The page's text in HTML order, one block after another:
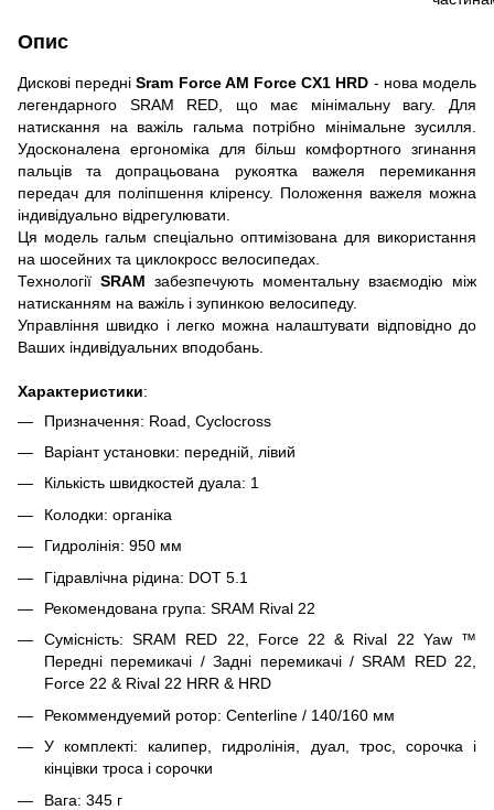
Опис
Дискові передніSram Force AM Force CX1 HRD - нова модель
легендарного SRAM RED, що має мінімальну вагу. Для
натискання на важіль гальма потрібно мінімальне зусилля.
Удосконалена ергономіка для більш комфортного згинання
пальців та допрацьована рукоятка важеля перемикання
передач для поліпшення кліренсу. Положення важеля можна
індивідуально відрегулювати.
Ця модель гальм спеціально оптимізована для використання
на шосейних та циклокросс велосипедах.
Технології SRAM забезпечують моментальну взаємодію між
натисканням на важіль і зупинкою велосипеду.
Управління швидко і легко можна налаштувати відповідно до
Ваших індивідуальних вподобань.
Характеристики:
Призначення: Road, Cyclocross
Варіант установки: передній, лівий
Кількість швидкостей дуала: 1
Колодки: органіка
Гидролінія: 950 мм
Гідравлічна рідина: DOT 5.1
Рекомендована група: SRAM Rival 22
Сумісність: SRAM RED 22, Force 22 & Rival 22 Yaw ™
Передні перемикачі / Задні перемикачі / SRAM RED 22,
Force 22 & Rival 22 HRR & HRD
Рекоммендуемий ротор: Centerline / 140/160 мм
У комплекті: калипер, гидролінія, дуал, трос, сорочка і
кінцівки троса і сорочки
Вага: 345 г